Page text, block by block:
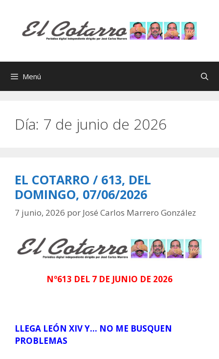
contenido
Menú
Día: 7 de junio de 2026
EL COTARRO / 613, DEL
DOMINGO, 07/06/2026
7 junio, 2026 por José Carlos Marrero González
Nº613 DEL 7 DE JUNIO DE 2026
LLEGA LEÓN XIV Y… NO ME BUSQUEN
PROBLEMAS